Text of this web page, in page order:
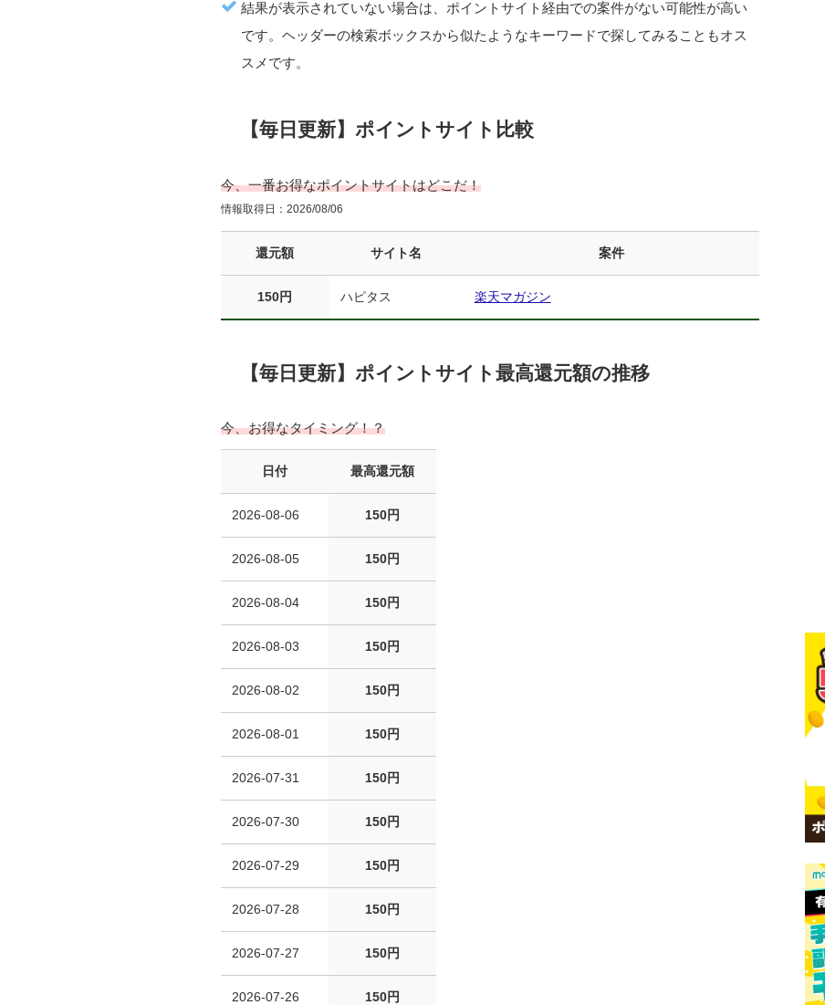
結果が表示されていない場合は、ポイントサイト経由での案件がない可能性が高い
です。ヘッダーの検索ボックスから似たようなキーワードで探してみることもオス
スメです。
【毎日更新】ポイントサイト比較
今、一番お得なポイントサイトはどこだ！
情報取得日：2026/08/06
還元額 サイト名 案件
150円 ハピタス 楽天マガジン
【毎日更新】ポイントサイト最高還元額の推移
今、お得なタイミング！？
日付 最高還元額
2026-08-06 150円
2026-08-05 150円
2026-08-04 150円
2026-08-03 150円
2026-08-02 150円
2026-08-01 150円
2026-07-31 150円
2026-07-30 150円
2026-07-29 150円
2026-07-28 150円
2026-07-27 150円
2026-07-26 150円